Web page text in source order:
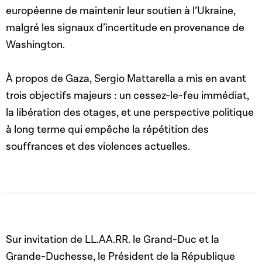
européenne de maintenir leur soutien à l’Ukraine,
malgré les signaux d’incertitude en provenance de
Washington.
À propos de Gaza, Sergio Mattarella a mis en avant
trois objectifs majeurs : un cessez-le-feu immédiat,
la libération des otages, et une perspective politique
à long terme qui empêche la répétition des
souffrances et des violences actuelles.
Sur invitation de LL.AA.RR. le Grand-Duc et la
Grande-Duchesse, le Président de la République